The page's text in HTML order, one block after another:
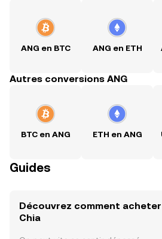
ANG en BTC ANG en ETH
Autres conversions ANG
BTC en ANG ETH en ANG
Guides
Découvrez comment acheter
Chia